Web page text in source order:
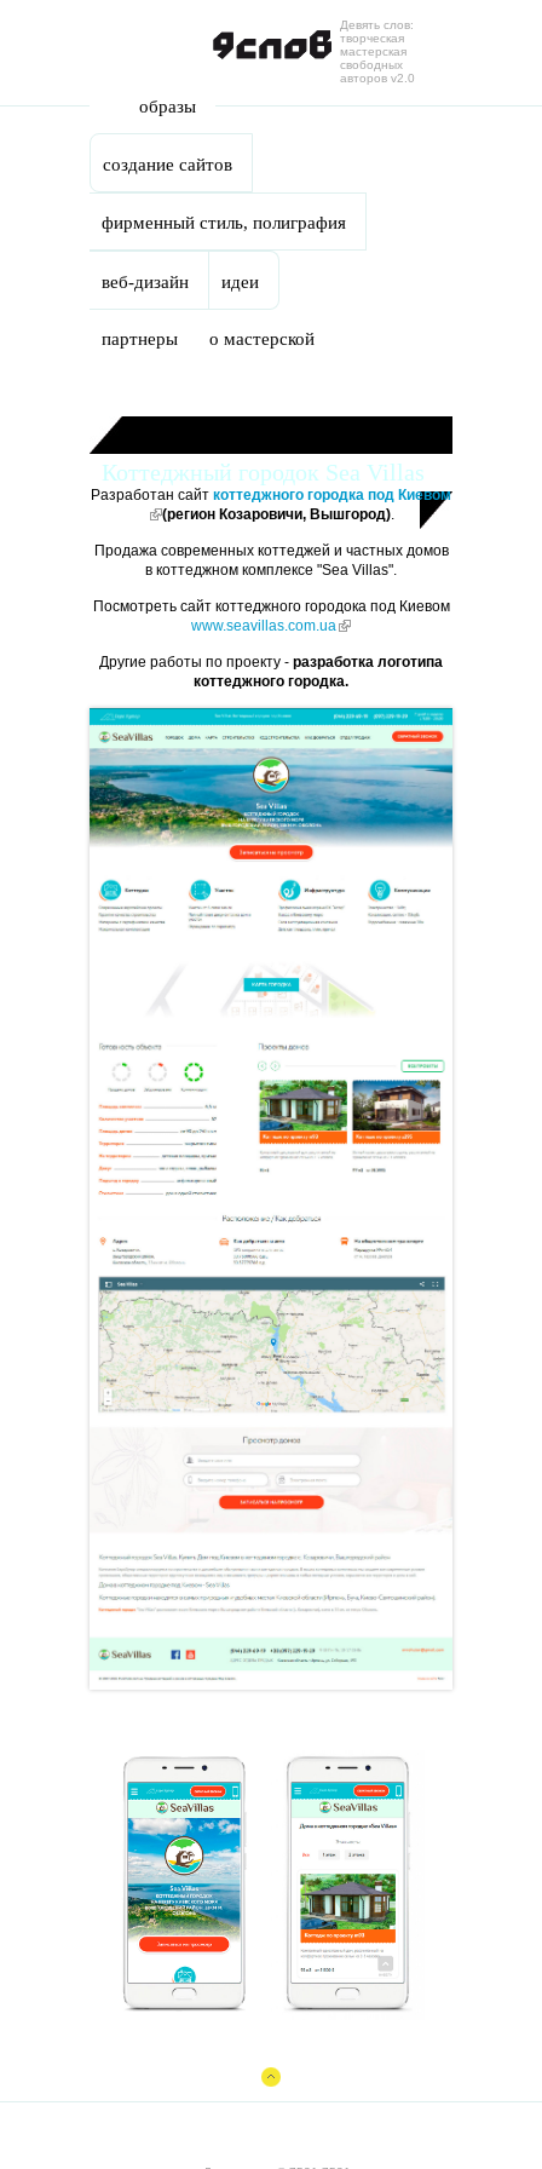
Девять слов:
творческая
мастерская
свободных
авторов v2.0
образы
создание сайтов
фирменный стиль, полиграфия
веб-дизайн идеи
партнеры о мастерской
Коттеджный городок Sea Villas
Разработан сайт коттеджного городка под Киевом
(link is external)
(регион Козаровичи, Вышгород).
Продажа современных коттеджей и частных домов
в коттеджном комплексе "Sea Villas".
Посмотреть сайт коттеджного городока под Киевом
www.seavillas.com.ua(link is external)
Другие работы по проекту - разработка логотипа
коттеджного городка.